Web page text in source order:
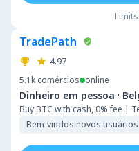
Limits:
TradePath
4.97
5.1k comércios online
Dinheiro em pessoa ·
Buy BTC with cash, 0% fee |
Bem-vindos novos usuários